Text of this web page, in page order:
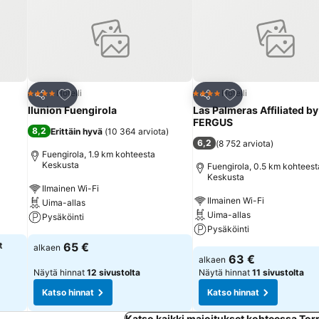
järjestetään ulkopuolisen palveluntarjoajan toimesta.
aktiviteettitarjontaan kuuluvat vesihiihto, purjelautailu,
kuten pöytätennistä, joogaa, aerobiciä ja pilatesta.
varattavina ateriapaketteina majoitus tarjoaa puolihoidon
aamiaisella, lounaalla kuin illallisella. Dieettiannosta, kasvisruokia,
naposteltavia. Alkoholipitoiset ja alkoholittomat juomat sisältyvät
American Express, Visa ja MasterCard.
Jaa
Lisää suosikkeihin
4 Tähtiluokitus
Hotelli
Ilunion Fuengirola
8,2 Erittäin hyvä (10 364 arviota)
Fuengirola, 1.9 km kohteesta
Keskusta
Ilmainen Wi-Fi
Uima-allas
Pysäköinti
alkaen 65 €
Näytä hinnat 12 sivustolta
Katso hinnat
Jaa
Lisää suosikkeihin
4 Tähtiluokitus
Hotelli
Las Palmeras Affiliated by
FERGUS
6,2 (8 752 arviota)
Fuengirola, 0.5 km
Keskusta
Ilmainen Wi-Fi
Uima-allas
Pysäköinti
alkaen 63 €
Näytä hinnat 11 sivustolta
Katso hinnat